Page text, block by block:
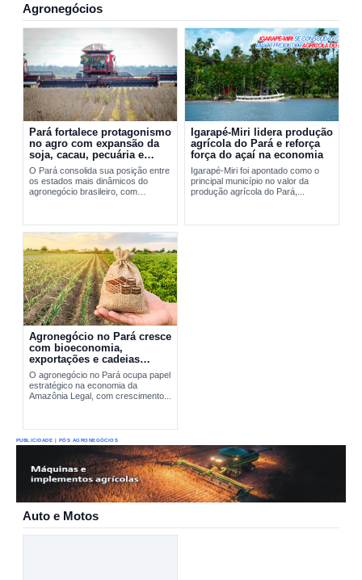
Agronegócios
Pará fortalece protagonismo
no agro com expansão da
soja, cacau, pecuária e
exportações
O Pará consolida sua posição entre
os estados mais dinâmicos do
agronegócio brasileiro, com
Igarapé-Miri lidera produção
agrícola do Pará e reforça
força do açaí na economia
Igarapé-Miri foi apontado como o
principal município no valor da
produção agrícola do Pará,...
Agronegócio no Pará cresce
com bioeconomia,
exportações e cadeias
produtivas estratégicas
O agronegócio no Pará ocupa papel
estratégico na economia da
Amazônia Legal, com crescimento...
PUBLICIDADE | PÓS AGRONEGÓCIOS
Auto e Motos